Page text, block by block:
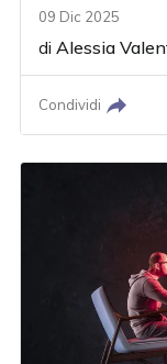
09 Dic 2025
diAlessia
Condividi